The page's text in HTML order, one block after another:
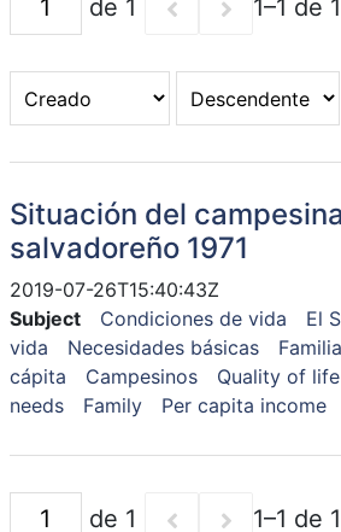
de 1 1–1 de 1
Situación del
salvadoreño 1971
2019-07-26T15:40:43Z
Subject
Condiciones de vida El
vida
Necesidades básicas Familia
cápita
Campesinos Quality of life
needs
Family Per capita income
de 1 1–1 de 1